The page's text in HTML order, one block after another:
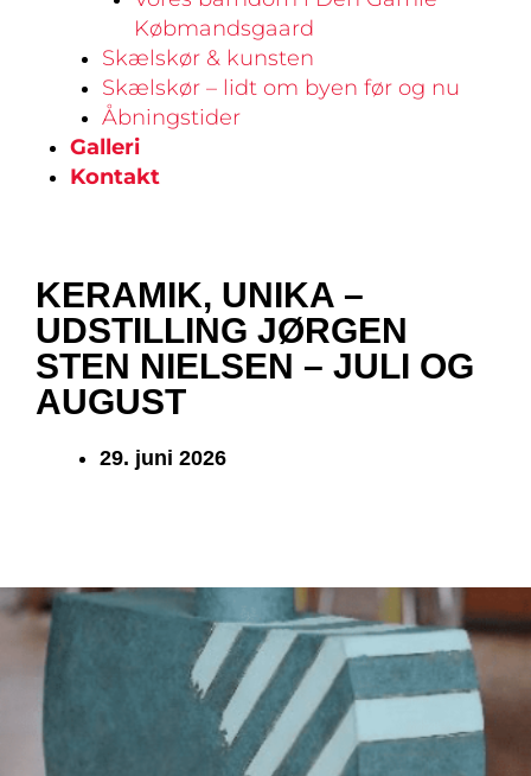
Købmandsgaard
Skælskør & kunsten
Skælskør – lidt om byen før og nu
Åbningstider
Galleri
Kontakt
KERAMIK, UNIKA –
UDSTILLING JØRGEN
STEN NIELSEN – JULI OG
AUGUST
29. juni 2026